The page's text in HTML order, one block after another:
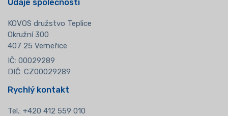
Údaje společnosti
KOVOS družstvo Teplice
Okružní 300
407 25 Verneřice
IČ: 00029289
DIČ: CZ00029289
Rychlý kontakt
Tel.: +420 412 559 010